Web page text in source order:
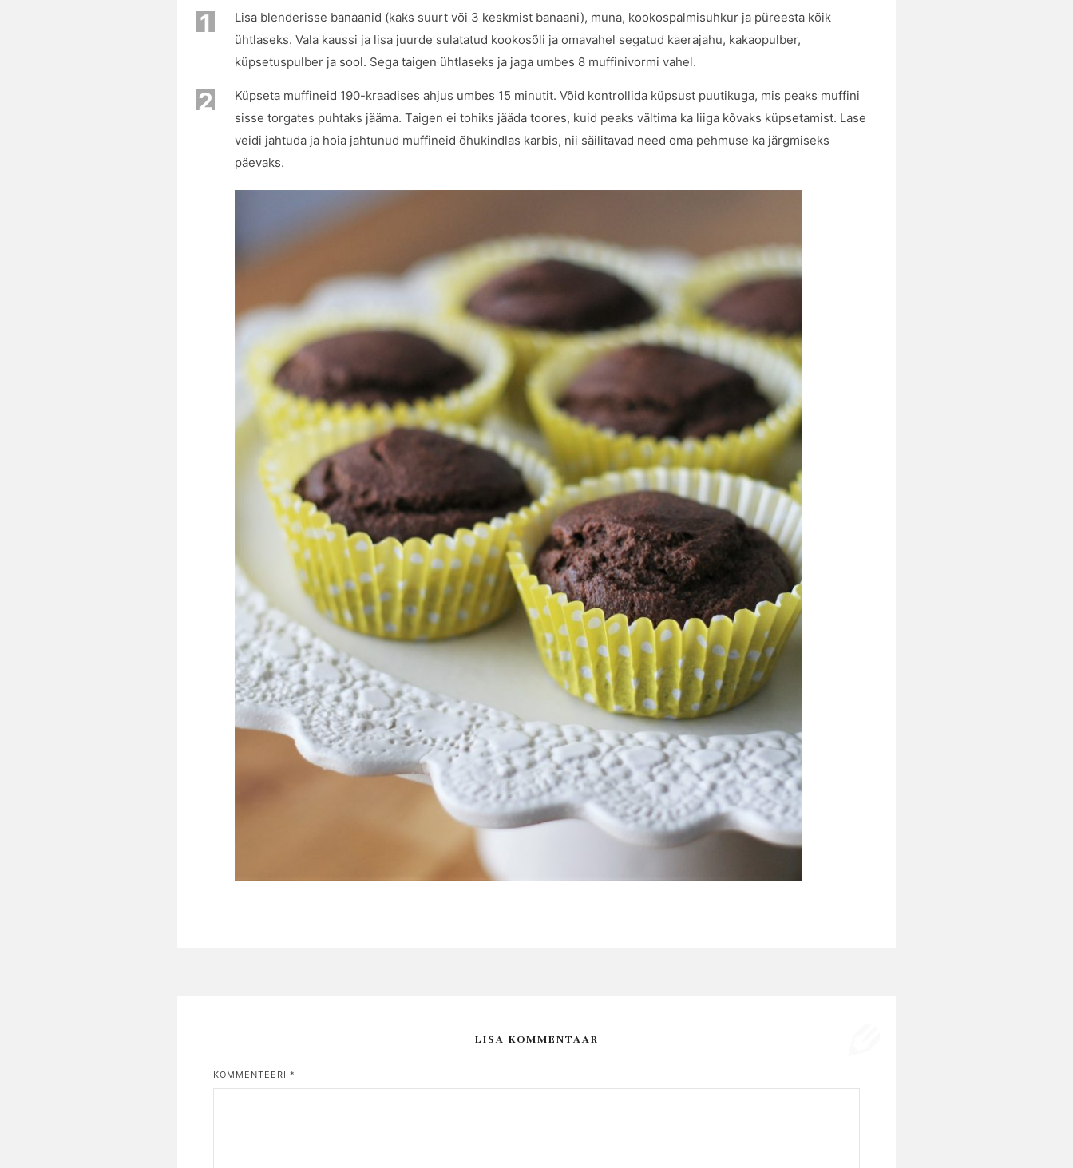
1
Lisa blenderisse banaanid (kaks suurt või 3 keskmist banaani), muna, kookospalmisuhkur ja püreesta kõik
ühtlaseks. Vala kaussi ja lisa juurde sulatatud kookosõli ja omavahel segatud kaerajahu, kakaopulber,
küpsetuspulber ja sool. Sega taigen ühtlaseks ja jaga umbes 8 muffinivormi vahel.
2
Küpseta muffineid 190-kraadises ahjus umbes 15 minutit. Võid kontrollida küpsust puutikuga, mis peaks muffini
sisse torgates puhtaks jääma. Taigen ei tohiks jääda toores, kuid peaks vältima ka liiga kõvaks küpsetamist. Lase
veidi jahtuda ja hoia jahtunud muffineid õhukindlas karbis, nii säilitavad need oma pehmuse ka järgmiseks
päevaks.
LISA KOMMENTAAR
KOMMENTEERI *